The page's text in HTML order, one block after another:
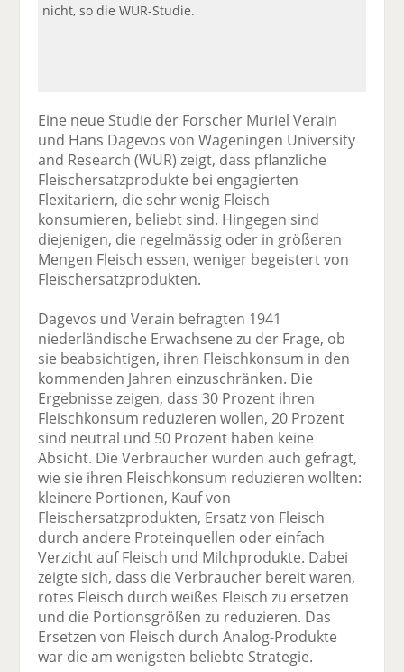
nicht, so die WUR-Studie.
Eine neue Studie der Forscher Muriel Verain
und Hans Dagevos von Wageningen University
and Research (WUR) zeigt, dass pflanzliche
Fleischersatzprodukte bei engagierten
Flexitariern, die sehr wenig Fleisch
konsumieren, beliebt sind. Hingegen sind
diejenigen, die regelmässig oder in größeren
Mengen Fleisch essen, weniger begeistert von
Fleischersatzprodukten.
Dagevos und Verain befragten 1941
niederländische Erwachsene zu der Frage, ob
sie beabsichtigen, ihren Fleischkonsum in den
kommenden Jahren einzuschränken. Die
Ergebnisse zeigen, dass 30 Prozent ihren
Fleischkonsum reduzieren wollen, 20 Prozent
sind neutral und 50 Prozent haben keine
Absicht. Die Verbraucher wurden auch gefragt,
wie sie ihren Fleischkonsum reduzieren wollten:
kleinere Portionen, Kauf von
Fleischersatzprodukten, Ersatz von Fleisch
durch andere Proteinquellen oder einfach
Verzicht auf Fleisch und Milchprodukte. Dabei
zeigte sich, dass die Verbraucher bereit waren,
rotes Fleisch durch weißes Fleisch zu ersetzen
und die Portionsgrößen zu reduzieren. Das
Ersetzen von Fleisch durch Analog-Produkte
war die am wenigsten beliebte Strategie.